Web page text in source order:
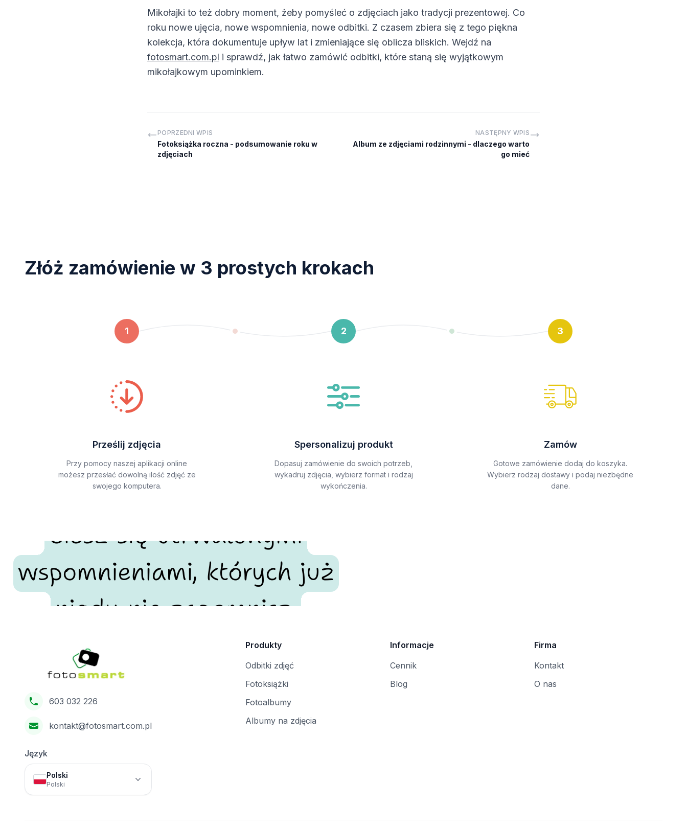
Mikołajki to też dobry moment, żeby pomyśleć o zdjęciach jako tradycji prezentowej. Co
roku nowe ujęcia, nowe wspomnienia, nowe odbitki. Z czasem zbiera się z tego piękna
kolekcja, która dokumentuje upływ lat i zmieniające się oblicza bliskich. Wejdź na
fotosmart.com.pl i sprawdź, jak łatwo zamówić odbitki, które staną się wyjątkowym
mikołajkowym upominkiem.
POPRZEDNI WPIS
Fotoksiążka roczna - podsumowanie roku w
zdjęciach
NASTĘPNY WPIS
Album ze zdjęciami rodzinnymi - dlaczego warto
go mieć
Złóż zamówienie w 3 prostych krokach
1
Prześlij zdjęcia
Przy pomocy naszej aplikacji online
możesz przesłać dowolną ilość zdjęć ze
swojego komputera.
2
Spersonalizuj produkt
Dopasuj zamówienie do swoich potrzeb,
wykadruj zdjęcia, wybierz format i rodzaj
wykończenia.
3
Zamów
Gotowe zamówienie dodaj do koszyka.
Wybierz rodzaj dostawy i podaj niezbędne
dane.
Ciesz się utrwalonymi
wspomnieniami, których już
nigdy nie zapomnisz.
603 032 226
kontakt@fotosmart.com.pl
Język
Polski
Polski
Produkty
Odbitki zdjęć
Fotoksiążki
Fotoalbumy
Albumy na zdjęcia
Informacje
Cennik
Blog
Firma
Kontakt
O nas